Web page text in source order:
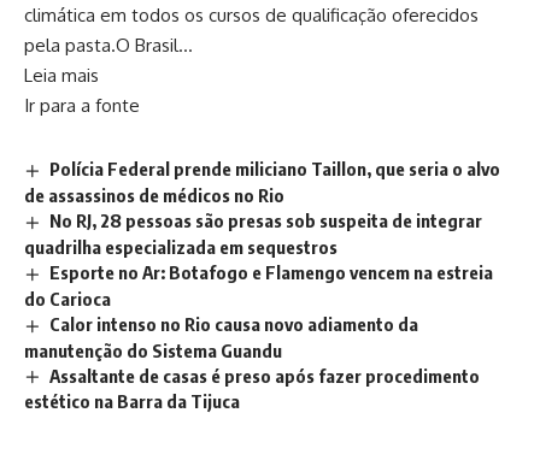
climática em todos os cursos de qualificação oferecidos
pela pasta.O Brasil…
Leia mais
Ir para a fonte
Polícia Federal prende miliciano Taillon, que seria o alvo
de assassinos de médicos no Rio
No RJ, 28 pessoas são presas sob suspeita de integrar
quadrilha especializada em sequestros
Esporte no Ar: Botafogo e Flamengo vencem na estreia
do Carioca
Calor intenso no Rio causa novo adiamento da
manutenção do Sistema Guandu
Assaltante de casas é preso após fazer procedimento
estético na Barra da Tijuca